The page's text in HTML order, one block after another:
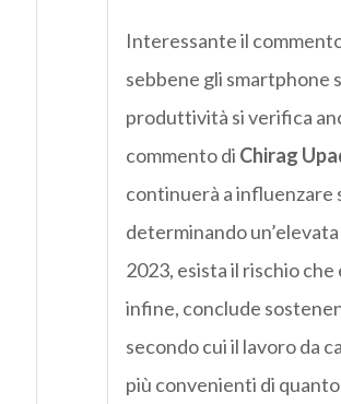
Interessante il
sebbene gli smartphone
produttività si verifica
commento di Chirag
continuerà a influenzare
determinando
2023, esista il rischio
infine, conclude
secondo cui il lavoro da
più convenienti di